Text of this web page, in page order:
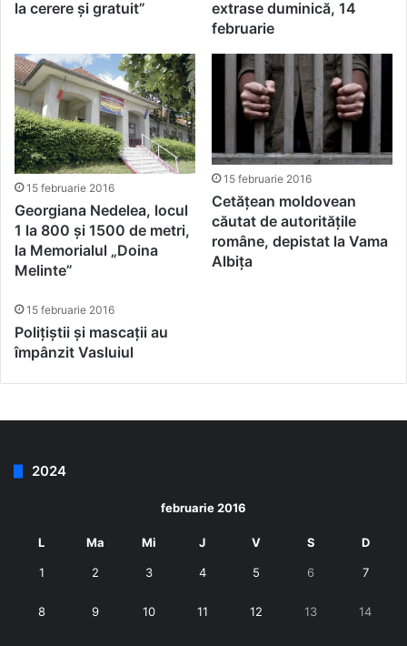
la cerere și gratuit”
extrase duminică, 14
februarie
15 februarie 2016
Georgiana Nedelea, locul
1 la 800 și 1500 de metri,
la Memorialul „Doina
Melinte”
15 februarie 2016
Cetățean moldovean
căutat de autoritățile
române, depistat la Vama
Albița
15 februarie 2016
Polițiștii și mascații au
împânzit Vasluiul
2024
februarie 2016
L Ma Mi J V S D
1 2 3 4 5 6 7
8 9 10 11 12 13 14